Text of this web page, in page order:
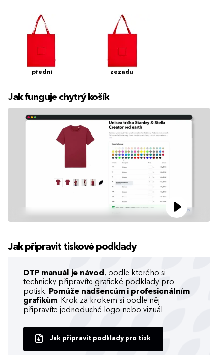
přední zezadu
Jak funguje chytrý košík
Jak připravit tiskové podklady
DTP manuál je návod , podle kterého si
technicky připravíte grafické podklady pro
potisk. Pomůže nadšencům i profesionálním
grafikům. Krok za krokem si podle něj
připravíte jednoduché logo nebo vizuál.
Jak připravit podklady pro tisk